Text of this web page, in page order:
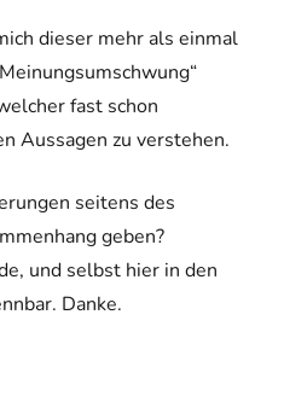
dieser mehr als einmal
fast schon
Aussagen zu verstehen.
seitens des
geben?
und selbst hier in den
Danke.